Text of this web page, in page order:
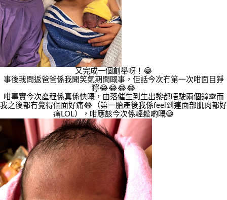
又完成一個創舉呀！😂
事後我問返爸爸係我聞笑氣期間嘅事，佢話今次冇第一次咁面目猙
獰😂😂😂😂
咁事實今次產程係真係快嘅，由落催生到生出黎都唔駛兩個鐘🙈而
我之後都冇覺得個面好痛😂（第一胎產後我係feel到連面部肌肉都好
痛LOL），咁應該今次係輕鬆啲嘅😅